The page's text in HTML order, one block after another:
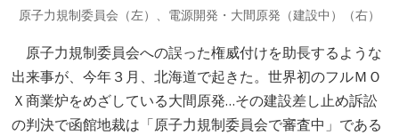
原子力規制委員会（左）、電源開発・大間原発（建設中）（右）
原子力規制委員会への誤った権威付けを助長するような
出来事が、今年３月、北海道で起きた。世界初のフルＭＯ
Ｘ商業炉をめざしている大間原発…その建設差し止め訴訟
の判決で函館地裁は「原子力規制委員会で審査中」である